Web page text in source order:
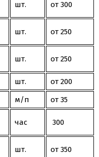
шт. от 300
шт. от 250
шт. от 250
шт.
от 200
м/п
от 35
час 300
шт. от 350